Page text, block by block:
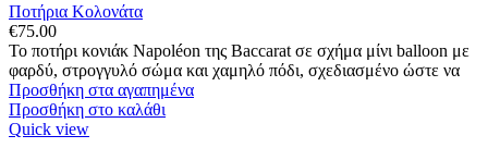
Ποτήρια Κολονάτα
€75.00
Το ποτήρι κονιάκ Napoléon της Baccarat σε σχήμα μίνι balloon με
φαρδύ, στρογγυλό σώμα και χαμηλό πόδι, σχεδιασμένο ώστε να
Προσθήκη στα αγαπημένα
Προσθήκη στο καλάθι
Quick view